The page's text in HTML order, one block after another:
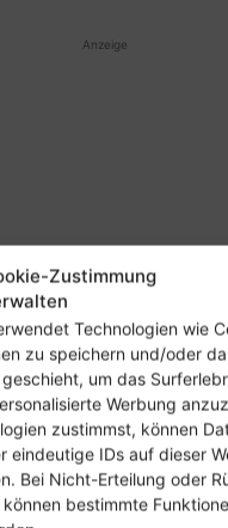
Zustimmung
Technologien wie
zu speichern und/oder
um das
Werbung
zustimmst, können
eindeutige IDs auf dieser
Bei Nicht-Erteilung oder
bestimmte
Anzeige